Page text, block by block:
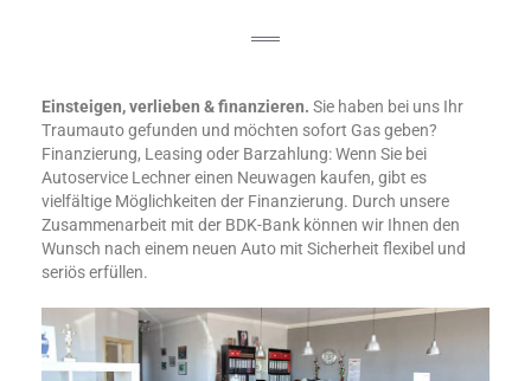
Einsteigen, verlieben & finanzieren. Sie haben bei uns Ihr
Traumauto gefunden und möchten sofort Gas geben?
Finanzierung, Leasing oder Barzahlung: Wenn Sie bei
Autoservice Lechner einen Neuwagen kaufen, gibt es
vielfältige Möglichkeiten der Finanzierung. Durch unsere
Zusammenarbeit mit der BDK-Bank können wir Ihnen den
Wunsch nach einem neuen Auto mit Sicherheit flexibel und
seriös erfüllen.